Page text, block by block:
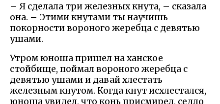
– Я сделала три железных кнута, – сказала
она. – Этими кнутами ты научишь
покорности вороного жеребца с девятью
ушами.
Утром юноша пришел на ханское
стойбище, поймал вороного жеребца с
девятью ушами и давай хлестать
железным кнутом. Когда кнут исхлестался,
юноша увидел, что конь присмирел, седло